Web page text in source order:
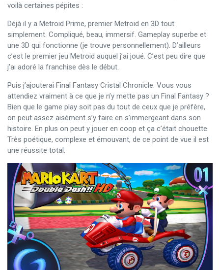
voilà certaines pépites :
Déjà il y a Metroid Prime, premier Metroid en 3D tout
simplement. Compliqué, beau, immersif. Gameplay superbe et
une 3D qui fonctionne (je trouve personnellement). D’ailleurs
c’est le premier jeu Metroid auquel j’ai joué. C’est peu dire que
j’ai adoré la franchise dès le début.
Puis j’ajouterai Final Fantasy Cristal Chronicle. Vous vous
attendiez vraiment à ce que je n’y mette pas un Final Fantasy ?
Bien que le game play soit pas du tout de ceux que je préfère,
on peut assez aisément s’y faire en s’immergeant dans son
histoire. En plus on peut y jouer en coop et ça c’était chouette.
Très poétique, complexe et émouvant, de ce point de vue il est
une réussite total.